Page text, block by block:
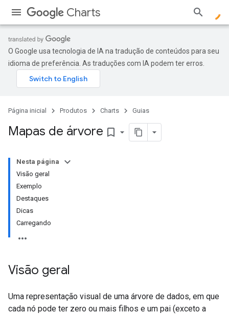
Charts
O Google usa tecnologia de IA na tradução de conteúdos para seu
idioma de preferência. As traduções com IA podem ter erros.
Página inicial Produtos Charts Guias
Mapas de árvore bookmark_border
Nesta página
Visão geral
Exemplo
Destaques
Dicas
Carregando
Visão geral
Uma representação visual de uma árvore de dados, em que
cada nó pode ter zero ou mais filhos e um pai (exceto a